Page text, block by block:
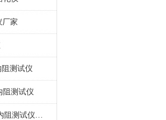
厂家
阻测试仪
阻测试仪
HDGC3915手持式蓄电池内阻测试仪厂家